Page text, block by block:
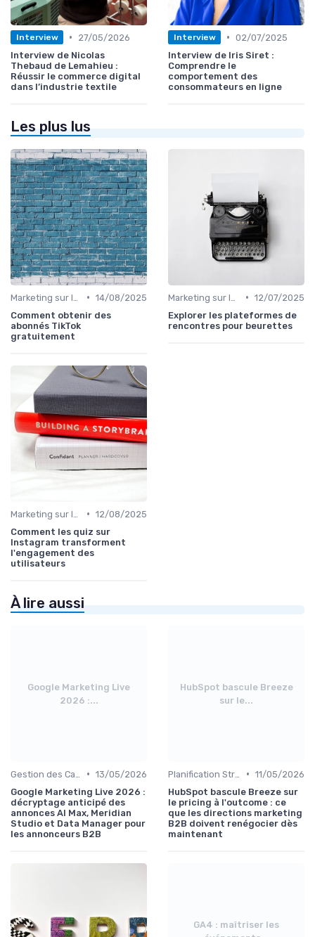
Interview •
27/05/2026
Interview de Nicolas
Thebaud de Lemahieu :
Réussir le commerce digital
dans l’industrie textile
Interview • 02/07/2025
Interview de Iris Siret :
Comprendre le
comportement des
consommateurs en ligne
Les plus lus
• 14/08/2025
Comment obtenir des
abonnés TikTok
gratuitement
• 12/07/2025
Explorer les plateformes de
rencontres pour beurettes
• 12/08/2025
Comment les quiz sur
Instagram transforment
l'engagement des
utilisateurs
À lire aussi
Google Marketing Live
2026 :...
• 13/05/2026
Google Marketing Live 2026 :
décryptage anticipé des
annonces AI Max, Meridian
Studio et Data Manager pour
les annonceurs B2B
HubSpot bascule Breeze
sur le...
• 11/05/2026
HubSpot bascule Breeze sur
le pricing à l'outcome : ce
que les directions marketing
B2B doivent renégocier dès
maintenant
GA4 : maîtriser les